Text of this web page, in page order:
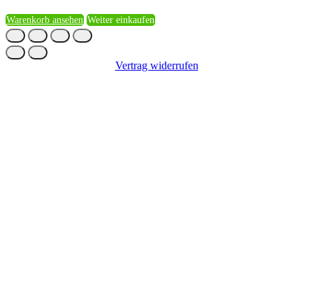
Warenkorb ansehen Weiter einkaufen
Vertrag widerrufen